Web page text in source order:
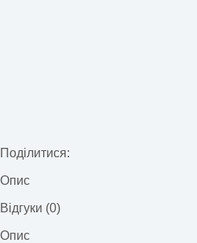
Поділитися:
Опис
Відгуки (0)
Опис